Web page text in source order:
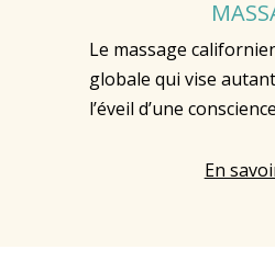
Le massage
globale qui vise
l’éveil d’une
En